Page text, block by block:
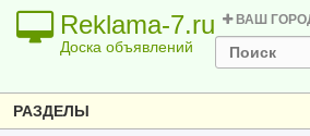
Reklama-7.ru
Доска объявлений
ВАШ
РАЗДЕЛЫ